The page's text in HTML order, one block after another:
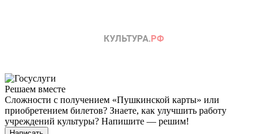
Решаем вместе
Сложности с получением «Пушкинской карты» или
приобретением билетов? Знаете, как улучшить работу
учреждений культуры? Напишите — решим!